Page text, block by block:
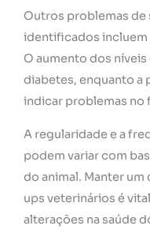
Outros problemas de
identificados incluem
O aumento dos
diabetes, enquanto a
indicar problemas no
A regularidade e a
podem variar com
do animal. Manter
ups veterinários é
alterações na saúde